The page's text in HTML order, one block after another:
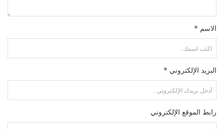
الاسم *
البريد الإلكتروني *
رابط الموقع الإلكتروني